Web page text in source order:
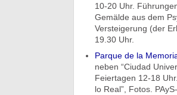
10-20 Uhr.
Gemälde aus dem
Versteigerung (der
19.30 Uhr.
Parque de la
neben “Ciudad
Feiertagen 12-18
lo Real”, Fotos.